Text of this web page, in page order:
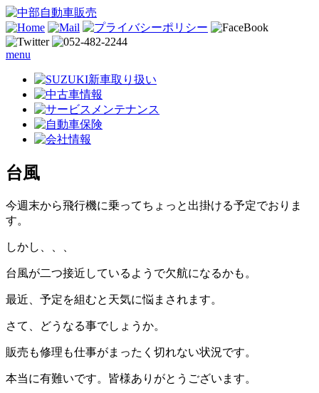
menu
台風
今週末から飛行機に乗ってちょっと出掛ける予定でおりま
す。
しかし、、、
台風が二つ接近しているようで欠航になるかも。
最近、予定を組むと天気に悩まされます。
さて、どうなる事でしょうか。
販売も修理も仕事がまったく切れない状況です。
本当に有難いです。皆様ありがとうございます。